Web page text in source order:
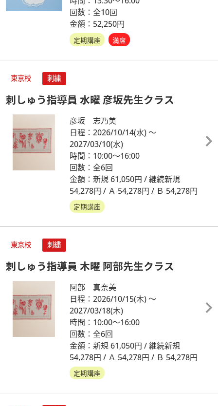
回数：全10回
金額：52,250円
定期講座 満席
東京校 刺繍
刺しゅう指導員 水曜 彦坂先生クラス
彦坂 志乃美
日程：2026/10/14(水)～
2027/03/10(水)
時間：10:00～16:00
回数：全6回
金額：新規 61,050円 / 継続新規
54,278円 / Ａ 54,278円 / Ｂ 54,278円
定期講座
東京校 刺繍
刺しゅう指導員 木曜 阿部先生クラス
阿部 真奈美
日程：2026/10/15(木)～
2027/03/18(木)
時間：10:00～16:00
回数：全6回
金額：新規 61,050円 / 継続新規
54,278円 / Ａ 54,278円 / Ｂ 54,278円
定期講座